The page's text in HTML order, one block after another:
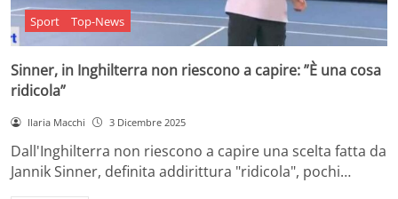
Sport Top-News
Sinner, in Inghilterra non riescono a capire: ”È una cosa
ridicola”
Ilaria Macchi 3 Dicembre 2025
Dall'Inghilterra non riescono a capire una scelta fatta da
Jannik Sinner, definita addirittura "ridicola", pochi…